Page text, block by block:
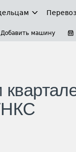
Добавить машину